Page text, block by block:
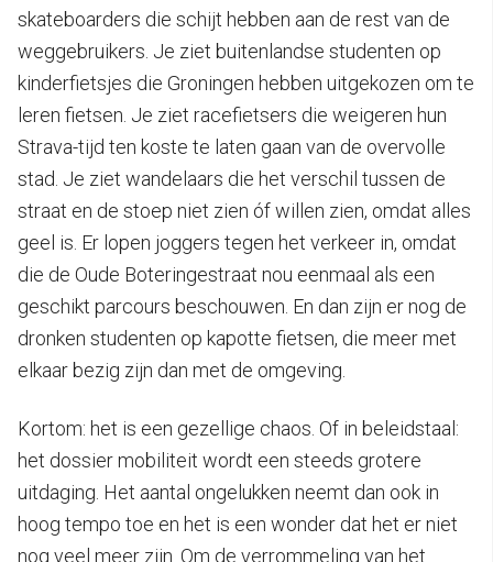
skateboarders die schijt hebben aan de rest van de
weggebruikers. Je ziet buitenlandse studenten op
kinderfietsjes die Groningen hebben uitgekozen om te
leren fietsen. Je ziet racefietsers die weigeren hun
Strava-tijd ten koste te laten gaan van de overvolle
stad. Je ziet wandelaars die het verschil tussen de
straat en de stoep niet zien óf willen zien, omdat alles
geel is. Er lopen joggers tegen het verkeer in, omdat
die de Oude Boteringestraat nou eenmaal als een
geschikt parcours beschouwen. En dan zijn er nog de
dronken studenten op kapotte fietsen, die meer met
elkaar bezig zijn dan met de omgeving.
Kortom: het is een gezellige chaos. Of in beleidstaal:
het dossier mobiliteit wordt een steeds grotere
uitdaging. Het aantal ongelukken neemt dan ook in
hoog tempo toe en het is een wonder dat het er niet
nog veel meer zijn. Om de verrommeling van het